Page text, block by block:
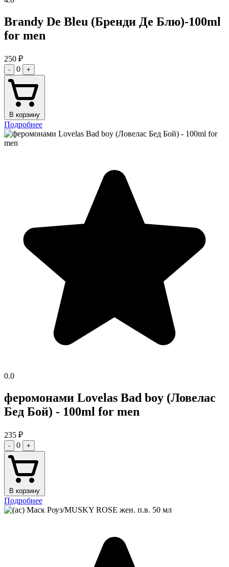
Brandy De Bleu (Бренди Де Блю)-100ml
for men
250 ₽
- 0 +
В корзину
Подробнее
0.0
феромонами Lovelas Bad boy (Ловелас
Бед Бой) - 100ml for men
235 ₽
- 0 +
В корзину
Подробнее